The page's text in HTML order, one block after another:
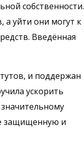
собственности.
а уйти они могут к
Введённая
и поддержан
ускорить
защищенную и